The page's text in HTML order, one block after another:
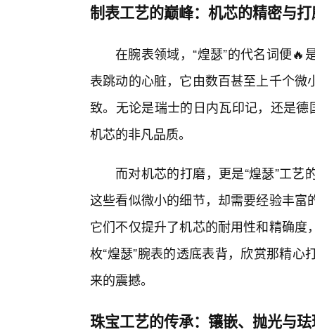
制表工艺的巅峰：机芯的精密与
在腕表领域，“煌瑟”的代名词便
表跳动的心脏，它由数百甚至上千个
致。无论是瑞士的日内瓦印记，还是
机芯的非凡品质。
而对机芯的打磨，更是“煌瑟”工
这些看似微小的细节，却需要经验丰
它们不仅提升了机芯的耐用性和精确
枚“煌瑟”腕表的透底表背，欣赏那精
来的震撼。
珠宝工艺的传承：镶嵌、抛光与